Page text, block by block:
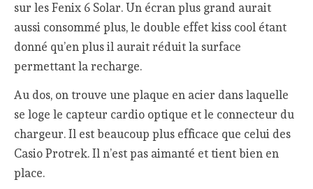
sur les Fenix 6 Solar. Un écran plus grand aurait
aussi consommé plus, le double effet kiss cool étant
donné qu’en plus il aurait réduit la surface
permettant la recharge.
Au dos, on trouve une plaque en acier dans laquelle
se loge le capteur cardio optique et le connecteur du
chargeur. Il est beaucoup plus efficace que celui des
Casio Protrek. Il n’est pas aimanté et tient bien en
place.